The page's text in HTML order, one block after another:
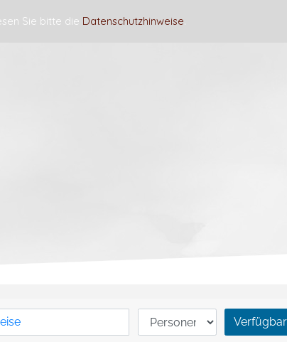
Sie bitte die Datenschutzhinweise.
Angebote Buchung